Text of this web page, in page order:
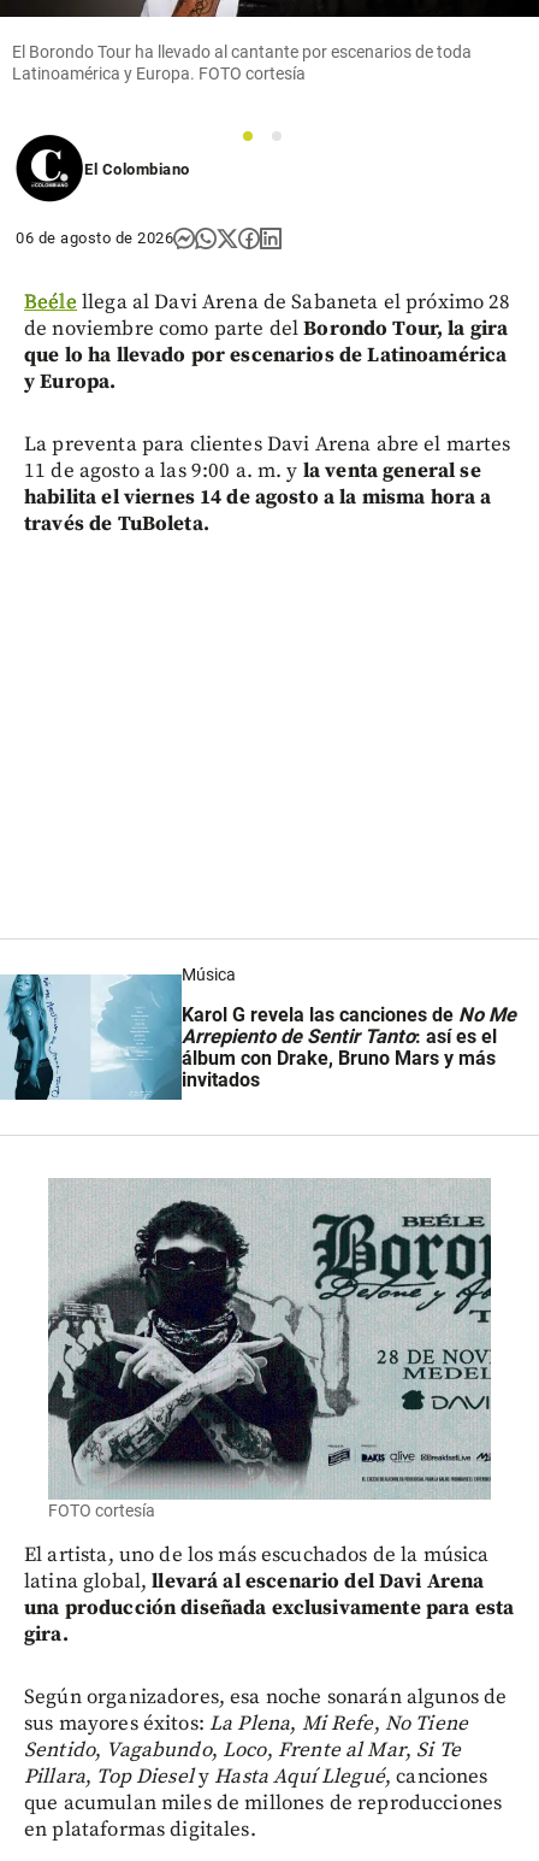
El Borondo Tour ha llevado al cantante por escenarios de toda
Latinoamérica y Europa. FOTO cortesía
1
2
El Colombiano
06 de agosto de 2026
Beéle llega al Davi Arena de Sabaneta el próximo 28
de noviembre como parte delBorondo Tour, la gira
que lo ha llevado por escenarios de Latinoamérica
y Europa.
La preventa para clientes Davi Arena abre el martes
11 de agosto a las 9:00 a. m. y la venta general se
habilita el viernes 14 de agosto a la misma hora a
través de TuBoleta.
Música
Karol G revela las canciones de No Me
Arrepiento de Sentir Tanto: así es el
álbum con Drake, Bruno Mars y más
invitados
FOTO cortesía
El artista, uno de los más escuchados de la música
latina global,llevará al escenario del Davi Arena
una producción diseñada exclusivamente para esta
gira.
Según organizadores, esa noche sonarán algunos de
sus mayores éxitos: La Plena, Mi Refe, No Tiene
Sentido, Vagabundo,Loco, Frente al Mar, Si Te
Pillara, Top DieselyHasta Aquí Llegué, canciones
que acumulan miles de millones de reproducciones
en plataformas digitales.